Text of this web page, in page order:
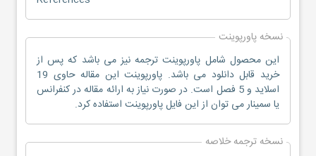
نسخه پاورپوینت
این محصول شامل پاورپوینت ترجمه نیز می باشد که پس از
خرید قابل دانلود می باشد. پاورپوینت این مقاله حاوی 19
اسلاید و 5 فصل است. در صورت نیاز به ارائه مقاله در کنفرانس
یا سمینار می توان از این فایل پاورپوینت استفاده کرد.
نسخه ترجمه خلاصه